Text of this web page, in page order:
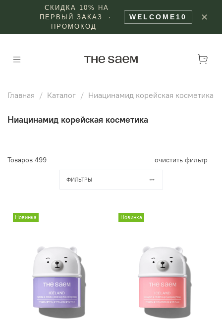
СКИДКА 10% НА
ПЕРВЫЙ ЗАКАЗ ·
ПРОМОКОД
WELCOME10 ✕
Главная Каталог Ниацинамид корейская косметика
Ниацинамид корейская косметика
Товаров 499 очистить фильтр
ФИЛЬТРЫ
Новинка Новинка